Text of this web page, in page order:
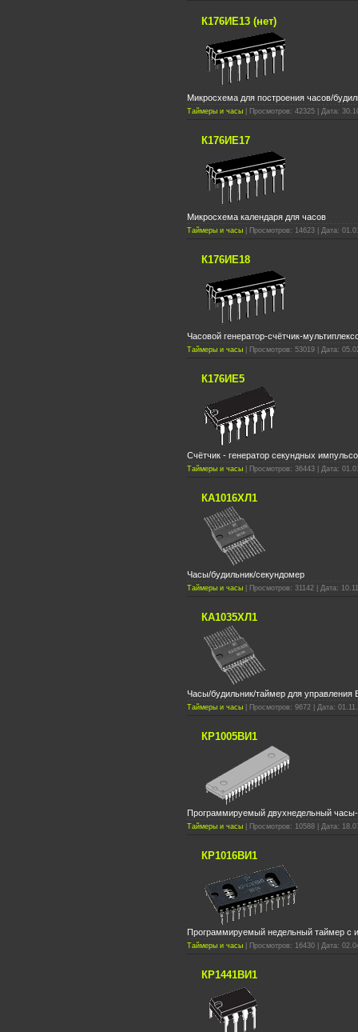
К176ИЕ13 (нет)
Микросхема для построения часов/
Таймеры и часы | Просмотров: 42325 | Дата:
К176ИЕ17
Микросхема календаря для часов
Таймеры и часы | Просмотров: 14623 | Дата:
К176ИЕ18
Часовой генератор-счётчик-
Таймеры и часы | Просмотров: 53019 | Дата:
К176ИЕ5
Счётчик - генератор секундных
Таймеры и часы | Просмотров: 36443 | Дата:
КА1016ХЛ1
Часы/будильник/секундомер
Таймеры и часы | Просмотров: 31142 | Дата:
КА1035ХЛ1
Часы/будильник/таймер для
Таймеры и часы | Просмотров: 9672 | Дата:
КР1005ВИ1
Программируемый двухнедельный
Таймеры и часы | Просмотров: 10588 | Дата:
КР1016ВИ1
Программируемый недельный таймер с
Таймеры и часы | Просмотров: 16430 | Дата:
КР1441ВИ1